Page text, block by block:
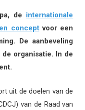
de internationale
conceptvoor een
De aanbeveling
organisatie. In de
uit de doelen van de
van de Raad van